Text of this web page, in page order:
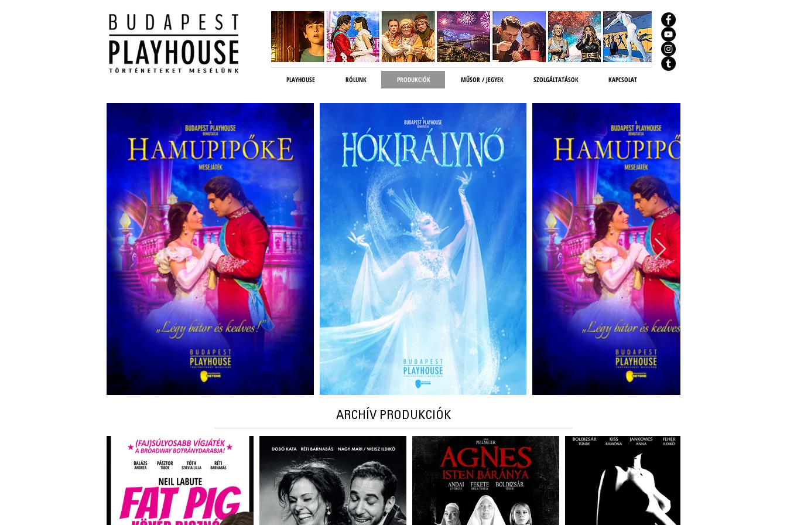
PLAYHOUSE RÓLUNK PRODUKCIÓK MŰSOR / JEGYEK SZOLGÁLTATÁSOK KAPCSOLAT
ARCHÍV PRODUKCIÓK